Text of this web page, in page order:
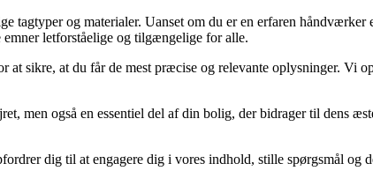
og materialer. Uanset om du er en erfaren håndværker
letforståelige og tilgængelige for alle.
at sikre, at du får de mest præcise og relevante oplysninger. Vi
men også en essentiel del af din bolig, der bidrager til dens
dig til at engagere dig i vores indhold, stille spørgsmål og